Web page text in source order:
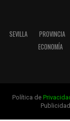
SEVILLA PROVINCIA
ECONOMÍA
Política de